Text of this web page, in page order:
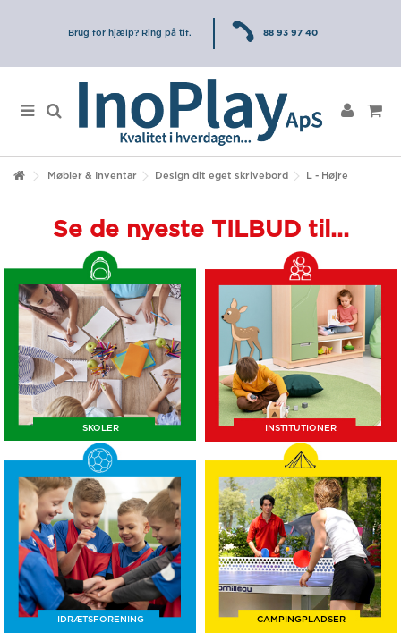
Brug for hjælp? Ring på tlf. 88 93 97 40
Møbler & Inventar Design dit eget skrivebord L - Højre
Se de nyeste TILBUD til...
SKOLER INSTITUTIONER
IDRÆTSFORENING CAMPINGPLADSER